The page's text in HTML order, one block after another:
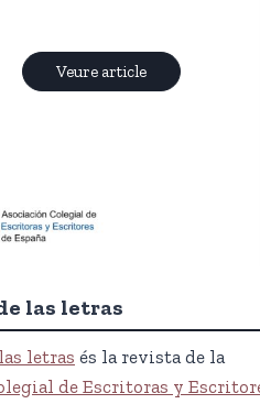
Veure article
las letras
letras és la revista de la
de Escritoras y